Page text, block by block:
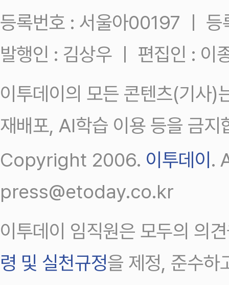
등록번호 : 서울아00197 ㅣ
발행인 : 김상우 ㅣ 편집인 : 이
이투데이의 모든 콘텐츠(기사)
재배포, AI학습 이용 등을 금지
Copyright 2006. 이투데이.
press@etoday.co.kr
이투데이 임직원은 모두의 의
령 및 실천규정을 제정, 준수하